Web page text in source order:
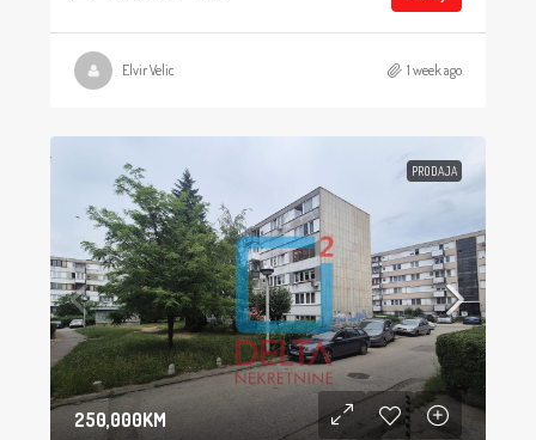
Elvir Velic 1 week ago
PRODAJA
250,000KM